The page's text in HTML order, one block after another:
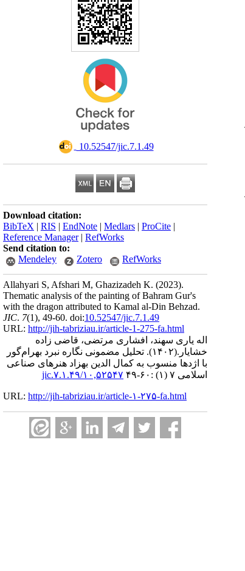
‎ 10.52547/jic.7.1.49
Download citation:
BibTeX | RIS | EndNote | Medlars | ProCite |
Reference Manager| RefWorks
Send citation to:
Mendeley
Zotero RefWorks
Allahyari S, Afshari M, Ghazizadeh K. (2023).
Thematic analysis of the painting of Bahram Gur's
with the dragon attributed to Kamal al-Din Behzad.
JIC. 7(1), 49-60. doi:10.52547/jic.7.1.49
URL: http://jih-tabriziau.ir/article-1-275-fa.html
اله یاری سهند، افشاری مرتضی، قاضی زاده
خشایار.(۱۴۰۲).
تحلیل مضمونی نگاره نبرد بهرام‌گور
با اژدها منسوب به کمال الدین بهزاد هنرهای صناعی
اسلامی ۷ (۱) :۶۰-۴۹
۱۰,۵۲۵۴۷/jic.۷.۱.۴۹
URL: http://jih-tabriziau.ir/article-۱-۲۷۵-fa.html